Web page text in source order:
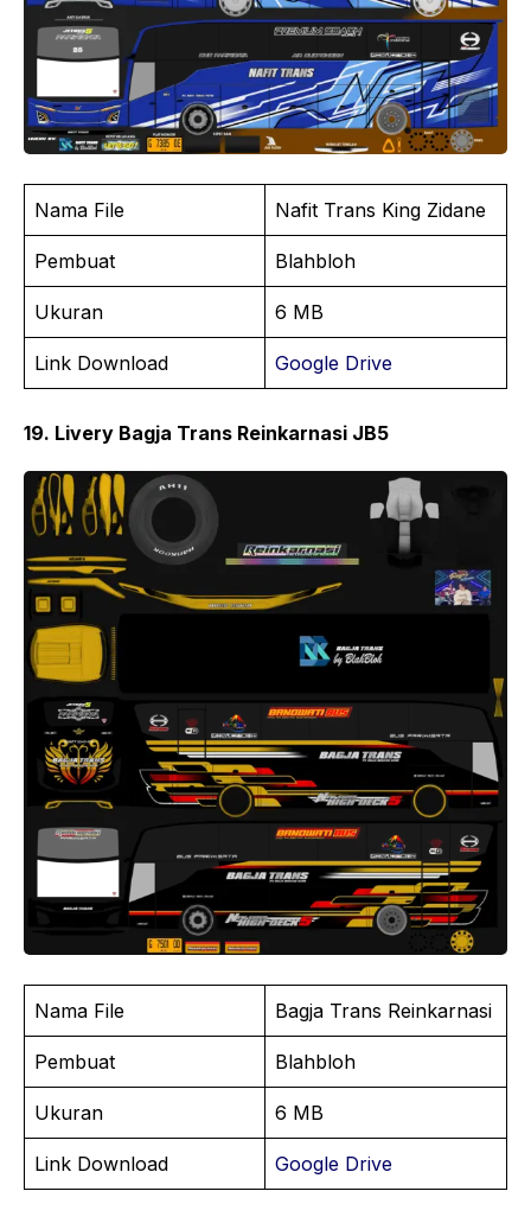
Nama File Nafit Trans King Zidane
Pembuat Blahbloh
Ukuran 6 MB
Link Download Google Drive
19. Livery Bagja Trans Reinkarnasi JB5
Nama File Bagja Trans Reinkarnasi
Pembuat Blahbloh
Ukuran 6 MB
Link Download Google Drive